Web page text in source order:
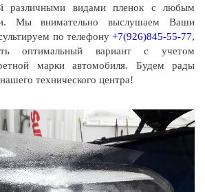
различными видами пленок с любым
Мы внимательно выслушаем Ваши
по телефону +7(926)845-55-77,
оптимальный вариант с учетом
марки автомобиля. Будем рады
технического центра!